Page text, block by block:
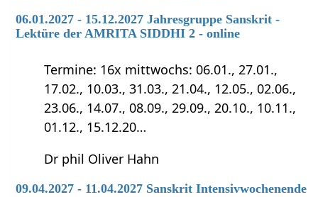
06.01.2027 - 15.12.2027 Jahresgruppe Sanskrit -
Lektüre der AMRITA SIDDHI 2 - online
Termine: 16x mittwochs: 06.01., 27.01.,
17.02., 10.03., 31.03., 21.04., 12.05., 02.06.,
23.06., 14.07., 08.09., 29.09., 20.10., 10.11.,
01.12., 15.12.20…
Dr phil Oliver Hahn
09.04.2027 - 11.04.2027 Sanskrit Intensivwochenende